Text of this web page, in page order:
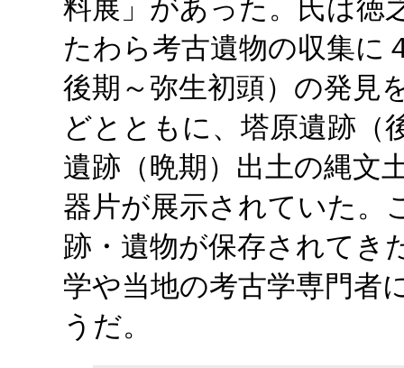
料展」があった。氏は徳
たわら考古遺物の収集に
後期～弥生初頭）の発見
どとともに、塔原遺跡（
遺跡（晩期）出土の縄文
器片が展示されていた。
跡・遺物が保存されてき
学や当地の考古学専門者
うだ。